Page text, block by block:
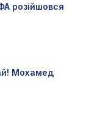
розійшовся
Мохамед